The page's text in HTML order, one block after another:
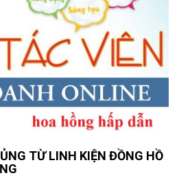
TỪ LINH KIỆN ĐỒNG HỒ